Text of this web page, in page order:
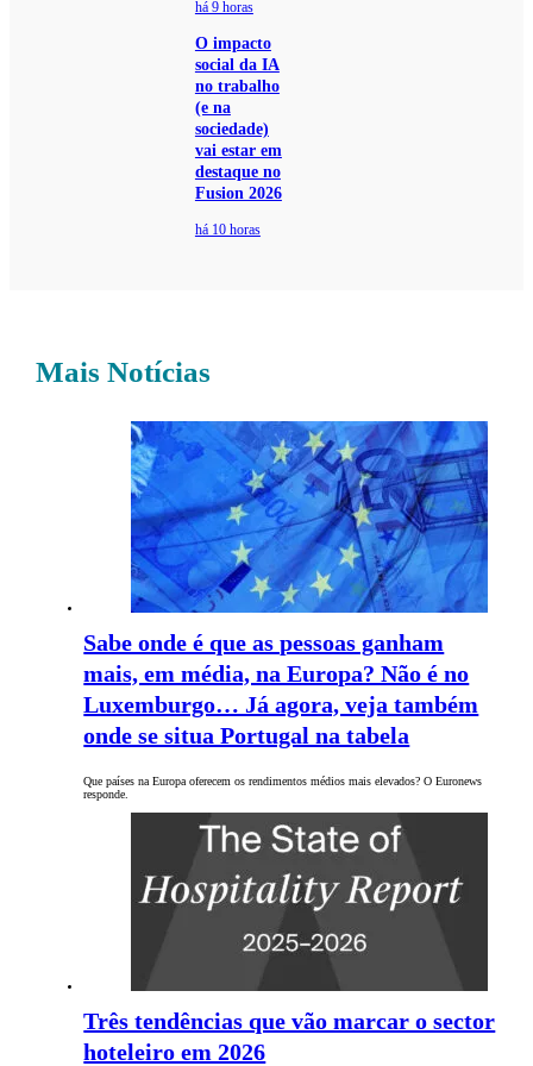
há 9 horas
O impacto
social da IA
no trabalho
(e na
sociedade)
vai estar em
destaque no
Fusion 2026
há 10 horas
Mais Notícias
Sabe onde é que as pessoas ganham
mais, em média, na Europa? Não é no
Luxemburgo… Já agora, veja também
onde se situa Portugal na tabela
Que países na Europa oferecem os rendimentos médios mais elevados? O Euronews
responde.
Três tendências que vão marcar o sector
hoteleiro em 2026